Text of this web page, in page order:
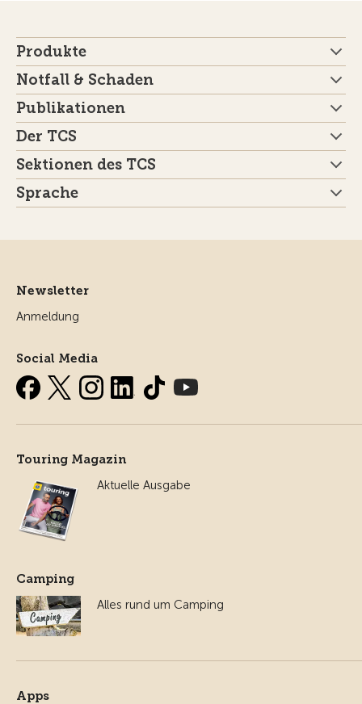
Produkte
Notfall & Schaden
Publikationen
Der TCS
Sektionen des TCS
Sprache
Newsletter
Anmeldung
Social Media
Touring Magazin
Aktuelle Ausgabe
Camping
Alles rund um Camping
Apps